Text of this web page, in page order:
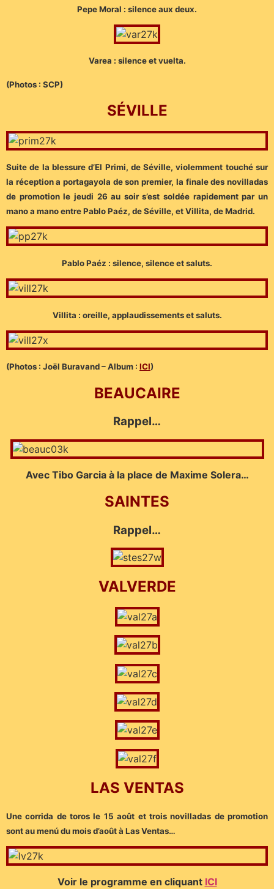
Pepe Moral : silence aux deux.
Varea : silence et vuelta.
(Photos : SCP)
SÉVILLE
Suite de la blessure d’El Primi, de Séville, violemment touché sur
la réception a portagayola de son premier, la finale des novilladas
de promotion le jeudi 26 au soir s’est soldée rapidement par un
mano a mano entre Pablo Paéz, de Séville, et Villita, de Madrid.
Pablo Paéz : silence, silence et saluts.
Villita : oreille, applaudissements et saluts.
(Photos : Joël Buravand – Album : ICI)
BEAUCAIRE
Rappel…
Avec Tibo Garcia à la place de Maxime Solera…
SAINTES
Rappel…
VALVERDE
LAS VENTAS
Une corrida de toros le 15 août et trois novilladas de promotion
sont au menú du mois d’août à Las Ventas…
Voir le programme en cliquant ICI